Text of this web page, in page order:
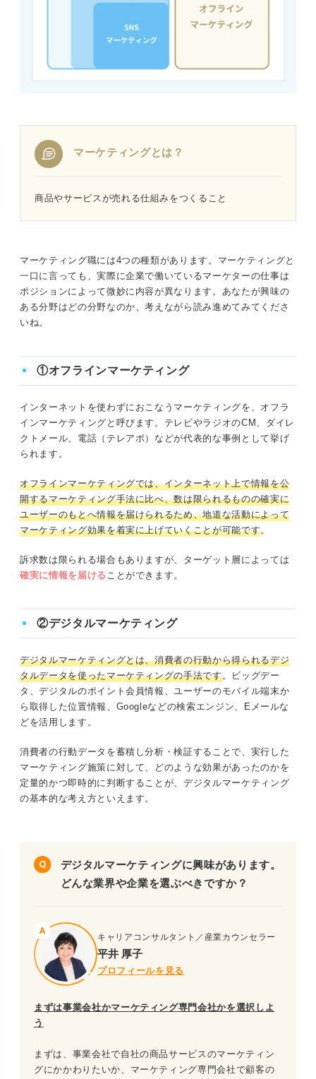
マーケティングとは？
商品やサービスが売れる仕組みをつくること
マーケティング職には4つの種類があります。マーケティングと
一口に言っても、実際に企業で働いているマーケターの仕事は
ポジションによって微妙に内容が異なります。あなたが興味の
ある分野はどの分野なのか、考えながら読み進めてみてくださ
いね。
①オフラインマーケティング
インターネットを使わずにおこなうマーケティングを、オフラ
インマーケティングと呼びます。テレビやラジオのCM、ダイレ
クトメール、電話（テレアポ）などが代表的な事例として挙げ
られます。
オフラインマーケティングでは、インターネット上で情報を公
開するマーケティング手法に比べ、数は限られるものの確実に
ユーザーのもとへ情報を届けられるため、地道な活動によって
マーケティング効果を着実に上げていくことが可能です。
訴求数は限られる場合もありますが、ターゲット層によっては
確実に情報を届ける ことができます。
②デジタルマーケティング
デジタルマーケティングとは、消費者の行動から得られるデジ
タルデータを使ったマーケティングの手法です。ビッグデー
タ、デジタルのポイント会員情報、ユーザーのモバイル端末か
ら取得した位置情報、Googleなどの検索エンジン、Eメールな
どを活用します。
消費者の行動データを蓄積し分析・検証することで、実行した
マーケティング施策に対して、どのような効果があったのかを
定量的かつ即時的に判断することが、デジタルマーケティング
の基本的な考え方といえます。
デジタルマーケティングに興味があります。
どんな業界や企業を選ぶべきですか？
キャリアコンサルタント／産業カウンセラー
平井 厚子
プロフィールを見る
まずは事業会社かマーケティング専門会社かを選択しよ
う
まずは、事業会社で自社の商品サービスのマーケティン
グにかかわりたいか、マーケティング専門会社で顧客の
3ステップで完成！ マーケティング職の志望動機の構成
①マーケティング職をやりたい理由を明確にする
③企業にどう貢献できるかを述べる
周りと差がつく！ マーケティング職の志望動機例文10選
①アルバイト
③インターン
④インターン
⑤サークル
⑦資格
⑧資格
⑨ゼミ
⑩ゼミ
入社後のビジョンを明確にしてマーケティング職に就こ
う！